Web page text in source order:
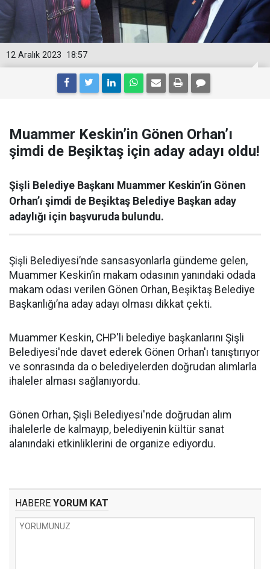
18:57
12 Aralık 2023
Muammer Keskin’in Gönen Orhan’ı
şimdi de Beşiktaş için aday adayı oldu!
Şişli Belediye Başkanı Muammer Keskin’in Gönen
Orhan’ı şimdi de Beşiktaş Belediye Başkan aday
adaylığı için başvuruda bulundu.
Şişli Belediyesi’nde sansasyonlarla gündeme gelen,
Muammer Keskin’in makam odasının yanındaki odada
makam odası verilen Gönen Orhan, Beşiktaş Belediye
Başkanlığı’na aday adayı olması dikkat çekti.
Muammer Keskin, CHP'li belediye başkanlarını Şişli
Belediyesi'nde davet ederek Gönen Orhan'ı tanıştırıyor
ve sonrasında da o belediyelerden doğrudan alımlarla
ihaleler alması sağlanıyordu.
Gönen Orhan, Şişli Belediyesi'nde doğrudan alım
ihalelerle de kalmayıp, belediyenin kültür sanat
alanındaki etkinliklerini de organize ediyordu.
HABERE YORUM KAT